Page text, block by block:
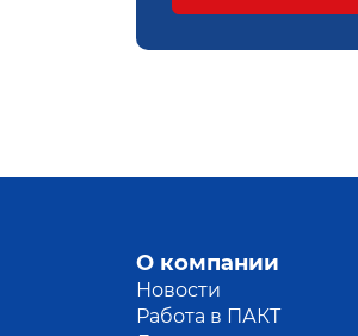
О компании
Новости
Работа в ПАКТ